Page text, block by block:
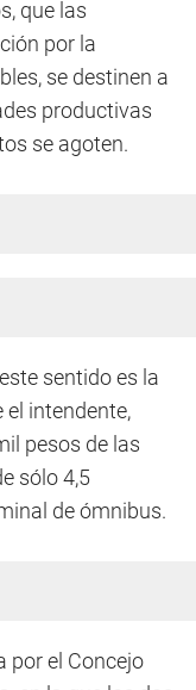
que las
por la
se destinen a
productivas
se agoten.
sentido es la
el intendente,
pesos de las
sólo 4,5
de ómnibus.
por el Concejo